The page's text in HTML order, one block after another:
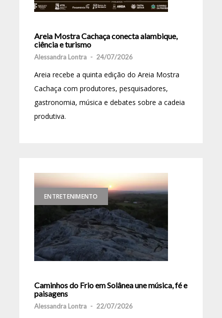
Areia Mostra Cachaça conecta alambique,
ciência e turismo
Alessandra Lontra - 24/07/2026
Areia recebe a quinta edição do Areia Mostra
Cachaça com produtores, pesquisadores,
gastronomia, música e debates sobre a cadeia
produtiva.
ENTRETENIMENTO
Caminhos do Frio em Solânea une música, fé e
paisagens
Alessandra Lontra - 22/07/2026